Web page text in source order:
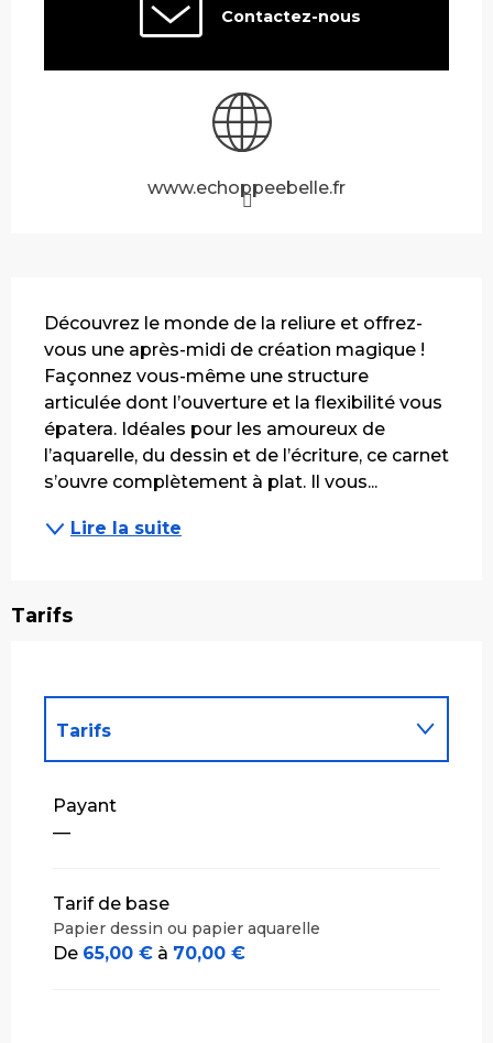
Contactez-nous
www.echoppeebelle.fr
Découvrez le monde de la reliure et offrez-
vous une après-midi de création magique !
Façonnez vous-même une structure
articulée dont l’ouverture et la flexibilité vous
épatera. Idéales pour les amoureux de
l’aquarelle, du dessin et de l’écriture, ce carnet
s’ouvre complètement à plat. Il vous...
Lire la suite
Tarifs
Tarifs
Tarifs 2027
Payant
—
Tarif de base
Papier dessin ou papier aquarelle
De 65,00 € à 70,00 €